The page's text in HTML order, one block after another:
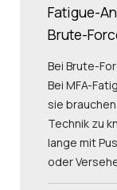
Fatigue-
Brute-
Bei Brute-
Bei MFA-
sie
Technik zu
lange mit
oder